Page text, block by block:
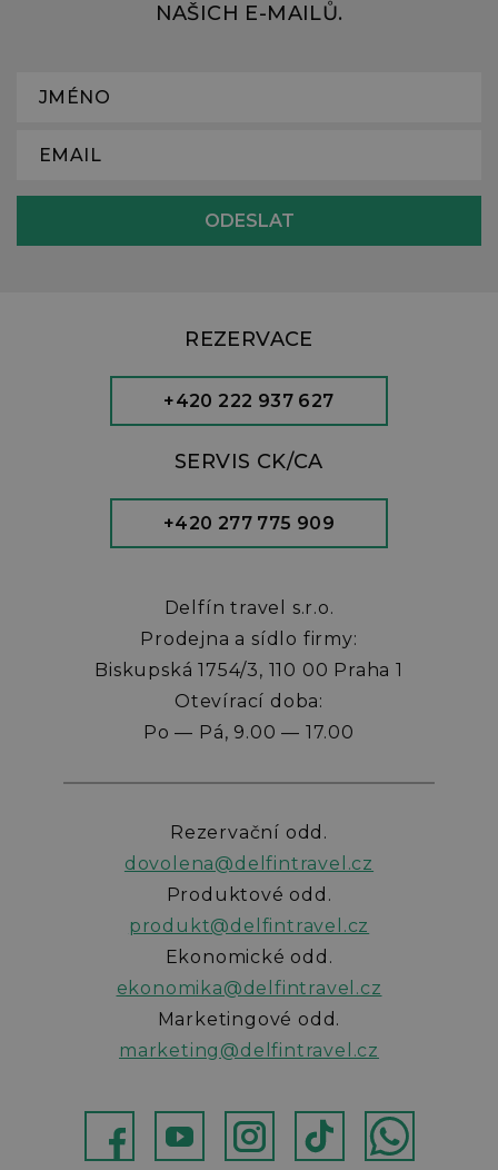
NAŠICH E-MAILŮ.
REZERVACE
+420 222 937 627
SERVIS CK/CA
+420 277 775 909
Delfín travel s.r.o.
Prodejna a sídlo firmy:
Biskupská 1754/3, 110 00 Praha 1
Otevírací doba:
Po — Pá, 9.00 — 17.00
Rezervační odd.
dovolena@delfintravel.cz
Produktové odd.
produkt@delfintravel.cz
Ekonomické odd.
ekonomika@delfintravel.cz
Marketingové odd.
marketing@delfintravel.cz
InstagramTikTokWhatsApp